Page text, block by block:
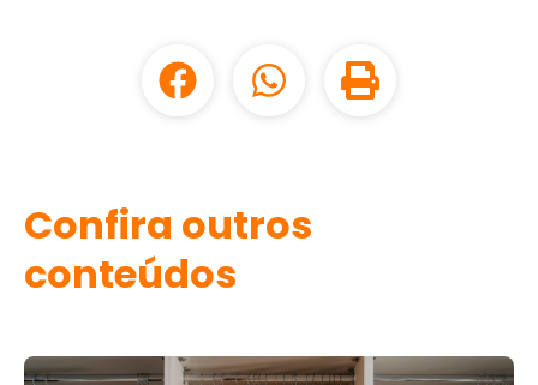
Confira outros
conteúdos